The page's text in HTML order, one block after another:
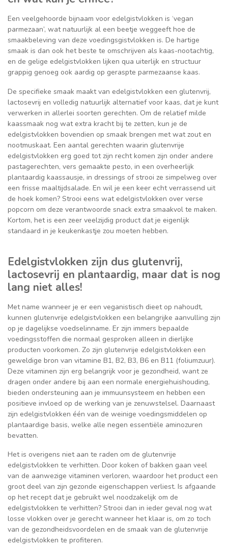
Een veelgehoorde bijnaam voor edelgistvlokken is ‘vegan
parmezaan’, wat natuurlijk al een beetje weggeeft hoe de
smaakbeleving van deze voedingsgistvlokken is. De hartige
smaak is dan ook het beste te omschrijven als kaas-nootachtig,
en de gelige edelgistvlokken lijken qua uiterlijk en structuur
grappig genoeg ook aardig op geraspte parmezaanse kaas.
De specifieke smaak maakt van edelgistvlokken een glutenvrij,
lactosevrij en volledig natuurlijk alternatief voor kaas, dat je kunt
verwerken in allerlei soorten gerechten. Om de relatief milde
kaassmaak nog wat extra kracht bij te zetten, kun je de
edelgistvlokken bovendien op smaak brengen met wat zout en
nootmuskaat. Een aantal gerechten waarin glutenvrije
edelgistvlokken erg goed tot zijn recht komen zijn onder andere
pastagerechten, vers gemaakte pesto, in een overheerlijk
plantaardig kaassausje, in dressings of strooi ze simpelweg over
een frisse maaltijdsalade. En wil je een keer echt verrassend uit
de hoek komen? Strooi eens wat edelgistvlokken over verse
popcorn om deze verantwoorde snack extra smaakvol te maken.
Kortom, het is een zeer veelzijdig product dat je eigenlijk
standaard in je keukenkastje zou moeten hebben.
Edelgistvlokken zijn dus glutenvrij,
lactosevrij en plantaardig, maar dat is nog
lang niet alles!
Met name wanneer je er een veganistisch dieet op nahoudt,
kunnen glutenvrije edelgistvlokken een belangrijke aanvulling zijn
op je dagelijkse voedselinname. Er zijn immers bepaalde
voedingsstoffen die normaal gesproken alleen in dierlijke
producten voorkomen. Zo zijn glutenvrije edelgistvlokken een
geweldige bron van vitamine B1, B2, B3, B6 en B11 (foliumzuur).
Deze vitaminen zijn erg belangrijk voor je gezondheid, want ze
dragen onder andere bij aan een normale energiehuishouding,
bieden ondersteuning aan je immuunsysteem en hebben een
positieve invloed op de werking van je zenuwstelsel. Daarnaast
zijn edelgistvlokken één van de weinige voedingsmiddelen op
plantaardige basis, welke alle negen essentiële aminozuren
bevatten.
Het is overigens niet aan te raden om de glutenvrije
edelgistvlokken te verhitten. Door koken of bakken gaan veel
van de aanwezige vitaminen verloren, waardoor het product een
groot deel van zijn gezonde eigenschappen verliest. Is afgaande
op het recept dat je gebruikt wel noodzakelijk om de
edelgistvlokken te verhitten? Strooi dan in ieder geval nog wat
losse vlokken over je gerecht wanneer het klaar is, om zo toch
van de gezondheidsvoordelen en de smaak van de glutenvrije
edelgistvlokken te profiteren.